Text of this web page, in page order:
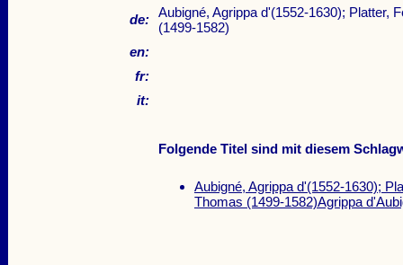
de: Aubigné, Agrippa d'(1552-1630); Platter,
(1499-1582)
en:
fr:
it:
Folgende Titel sind mit diesem
Aubigné, Agrippa d'(1552-1630);
Thomas (1499-1582)Agrippa